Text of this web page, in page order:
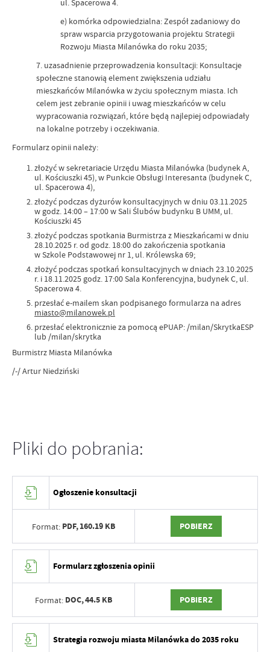
ul. Spacerowa 4.
e) komórka odpowiedzialna: Zespół zadaniowy do
spraw wsparcia przygotowania projektu Strategii
Rozwoju Miasta Milanówka do roku 2035;
7. uzasadnienie przeprowadzenia konsultacji: Konsultacje
społeczne stanowią element zwiększenia udziału
mieszkańców Milanówka w życiu społecznym miasta. Ich
celem jest zebranie opinii i uwag mieszkańców w celu
wypracowania rozwiązań, które będą najlepiej odpowiadały
na lokalne potrzeby i oczekiwania.
Formularz opinii należy:
złożyć w sekretariacie Urzędu Miasta Milanówka (budynek A,
ul. Kościuszki 45), w Punkcie Obsługi Interesanta (budynek C,
ul. Spacerowa 4),
złożyć podczas dyżurów konsultacyjnych w dniu 03.11.2025
w godz. 14:00 – 17:00 w Sali Ślubów budynku B UMM, ul.
Kościuszki 45
złożyć podczas spotkania Burmistrza z Mieszkańcami w dniu
28.10.2025 r. od godz. 18:00 do zakończenia spotkania
w Szkole Podstawowej nr 1, ul. Królewska 69;
złożyć podczas spotkań konsultacyjnych w dniach 23.10.2025
r. i 18.11.2025 godz. 17:00 Sala Konferencyjna, budynek C, ul.
Spacerowa 4.
przesłać e-mailem skan podpisanego formularza na adres
miasto@milanowek.pl
przesłać elektronicznie za pomocą ePUAP: /milan/SkrytkaESP
lub /milan/skrytka
Burmistrz Miasta Milanówka
/-/ Artur Niedziński
Pliki do pobrania:
Ogłoszenie konsultacji
Format: PDF,160.19 KB POBIERZ
Formularz zgłoszenia opinii
Format: DOC,44.5 KB POBIERZ
Strategia rozwoju miasta Milanówka do 2035 roku